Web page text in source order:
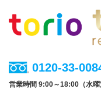
0120-33-
営業時間 9:00～18:00（水曜